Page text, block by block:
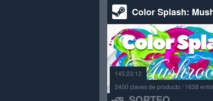
Color Splash:
145:23:12
2400 claves de producto / 1638